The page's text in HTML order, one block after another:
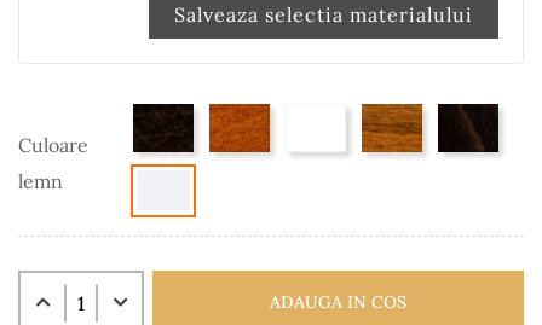
Salveaza selectia materialului
Culoare
lemn
ADAUGA IN COS